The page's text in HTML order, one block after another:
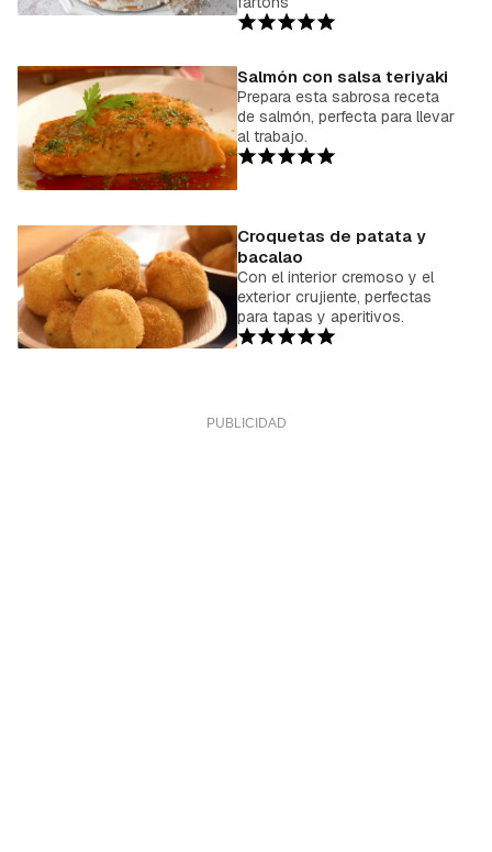
Salmón con salsa teriyaki
Prepara esta sabrosa receta
de salmón, perfecta para llevar
al trabajo.
Croquetas de patata y
bacalao
Con el interior cremoso y el
exterior crujiente, perfectas
para tapas y aperitivos.